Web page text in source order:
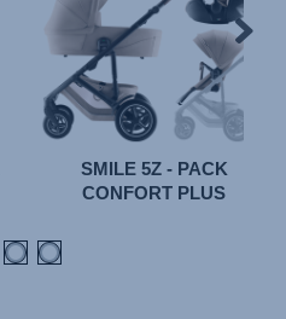
SMILE 5Z - PACK
CONFORT PLUS